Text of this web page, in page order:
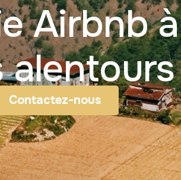
Airbnb à
alentours
Contactez-nous